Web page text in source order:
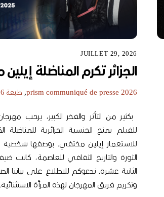
JUILLET 29, 2026
الجزائر تكرم المناضلة
prism communiqué de presse 2026
, طبعة 2026
بكثير من التأثر والفخر الكبير، يرحب
للفيلم
بمنح الجنسية الجزائرية للمناضلة
للاستعمار إيلين مختفي. بوصفها شخصية
الثورة والتاريخ الثقافي للعاصمة، كانت
الثانية عشرة. ندعوكم للاطلاع على بياننا
وتكريم فريق المهرجان لهذه المرأة الاستثنائية.